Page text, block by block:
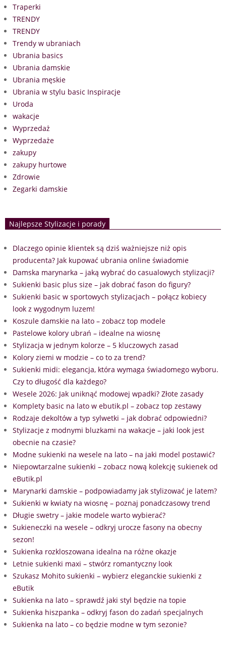
Traperki
TRENDY
TRENDY
Trendy w ubraniach
Ubrania basics
Ubrania damskie
Ubrania męskie
Ubrania w stylu basic Inspiracje
Uroda
wakacje
Wyprzedaż
Wyprzedaże
zakupy
zakupy hurtowe
Zdrowie
Zegarki damskie
Najlepsze Stylizacje i porady
Dlaczego opinie klientek są dziś ważniejsze niż opis
producenta? Jak kupować ubrania online świadomie
Damska marynarka – jaką wybrać do casualowych stylizacji?
Sukienki basic plus size – jak dobrać fason do figury?
Sukienki basic w sportowych stylizacjach – połącz kobiecy
look z wygodnym luzem!
Koszule damskie na lato – zobacz top modele
Pastelowe kolory ubrań – idealne na wiosnę
Stylizacja w jednym kolorze – 5 kluczowych zasad
Kolory ziemi w modzie – co to za trend?
Sukienki midi: elegancja, która wymaga świadomego wyboru.
Czy to długość dla każdego?
Wesele 2026: Jak uniknąć modowej wpadki? Złote zasady
Komplety basic na lato w ebutik.pl – zobacz top zestawy
Rodzaje dekoltów a typ sylwetki – jak dobrać odpowiedni?
Stylizacje z modnymi bluzkami na wakacje – jaki look jest
obecnie na czasie?
Modne sukienki na wesele na lato – na jaki model postawić?
Niepowtarzalne sukienki – zobacz nową kolekcję sukienek od
eButik.pl
Marynarki damskie – podpowiadamy jak stylizować je latem?
Sukienki w kwiaty na wiosnę – poznaj ponadczasowy trend
Długie swetry – jakie modele warto wybierać?
Sukieneczki na wesele – odkryj urocze fasony na obecny
sezon!
Sukienka rozkloszowana idealna na różne okazje
Letnie sukienki maxi – stwórz romantyczny look
Szukasz Mohito sukienki – wybierz eleganckie sukienki z
eButik
Sukienka na lato – sprawdź jaki styl będzie na topie
Sukienka hiszpanka – odkryj fason do zadań specjalnych
Sukienka na lato – co będzie modne w tym sezonie?